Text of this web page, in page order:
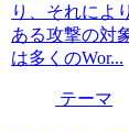
り、それによ
ある攻撃の対
は多くのWor...
テーマ